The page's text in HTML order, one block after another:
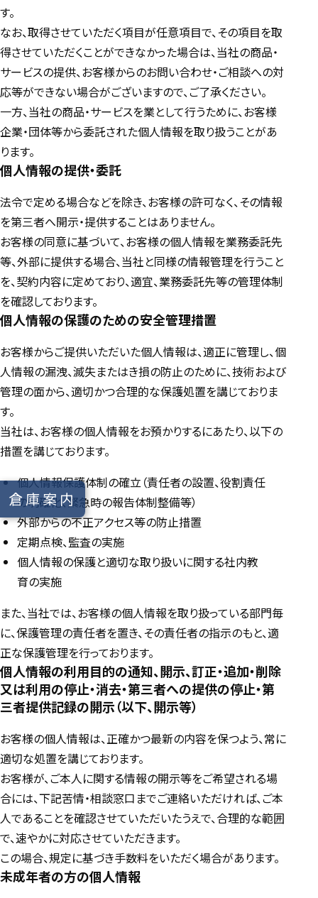
す。
なお、取得させていただく項目が任意項目で、その項目を取
得させていただくことができなかった場合は、当社の商品・
サービスの提供、お客様からのお問い合わせ・ご相談への対
応等ができない場合がございますので、ご了承ください。
一方、当社の商品・サービスを業として行うために、お客様
企業・団体等から委託された個人情報を取り扱うことがあ
ります。
個人情報の提供・委託
法令で定める場合などを除き、お客様の許可なく、その情報
を第三者へ開示・提供することはありません。
お客様の同意に基づいて、お客様の個人情報を業務委託先
等、外部に提供する場合、当社と同様の情報管理を行うこと
を、契約内容に定めており、適宜、業務委託先等の管理体制
を確認しております。
個人情報の保護のための安全管理措置
お客様からご提供いただいた個人情報は、適正に管理し、個
人情報の漏洩、滅失またはき損の防止のために、技術および
管理の面から、適切かつ合理的な保護処置を講じておりま
す。
当社は、お客様の個人情報をお預かりするにあたり、以下の
措置を講じております。
個人情報保護体制の確立（責任者の設置、役割責任
の明確化、緊急時の報告体制整備等）
外部からの不正アクセス等の防止措置
定期点検、監査の実施
個人情報の保護と適切な取り扱いに関する社内教
育の実施
また、当社では、お客様の個人情報を取り扱っている部門毎
に、保護管理の責任者を置き、その責任者の指示のもと、適
正な保護管理を行っております。
個人情報の利用目的の通知、開示、訂正・追加・削除
又は利用の停止・消去・第三者への提供の停止・第
三者提供記録の開示（以下、開示等）
お客様の個人情報は、正確かつ最新の内容を保つよう、常に
適切な処置を講じております。
お客様が、ご本人に関する情報の開示等をご希望される場
合には、下記苦情・相談窓口までご連絡いただければ、ご本
人であることを確認させていただいたうえで、合理的な範囲
で、速やかに対応させていただきます。
この場合、規定に基づき手数料をいただく場合があります。
未成年者の方の個人情報
倉庫案内